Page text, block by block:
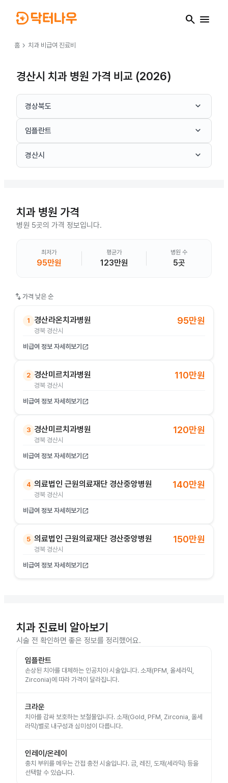
search menu
홈 chevron_right 치과 비급여 진료비
경산시 치과 병원 가격 비교 (2026)
경상북도 keyboard_arrow_down
임플란트 keyboard_arrow_down
경산시 keyboard_arrow_down
치과 병원 가격
병원 5곳의 가격 정보입니다.
최저가
95만원
평균가
123만원
병원 수
5곳
swap_vert 가격 낮은 순
1 경산라온치과병원
경북 경산시
95만원
비급여 정보 자세히보기 open_in_new
2 경산미르치과병원
경북 경산시
110만원
비급여 정보 자세히보기 open_in_new
3 경산미르치과병원
경북 경산시
120만원
비급여 정보 자세히보기 open_in_new
4 의료법인 근원의료재단 경산중앙병원
경북 경산시
140만원
비급여 정보 자세히보기 open_in_new
5 의료법인 근원의료재단 경산중앙병원
경북 경산시
150만원
비급여 정보 자세히보기 open_in_new
치과 진료비 알아보기
시술 전 확인하면 좋은 정보를 정리했어요.
임플란트
손상된 치아를 대체하는 인공치아 시술입니다. 소재(PFM, 올세라믹,
Zirconia)에 따라 가격이 달라집니다.
크라운
치아를 감싸 보호하는 보철물입니다. 소재(Gold, PFM, Zirconia, 올세
라믹)별로 내구성과 심미성이 다릅니다.
인레이/온레이
충치 부위를 메우는 간접 충전 시술입니다. 금, 레진, 도재(세라믹) 등을
선택할 수 있습니다.